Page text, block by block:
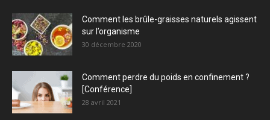
Comment les brûle-graisses naturels agissent
sur l’organisme
30 décembre 2020
Comment perdre du poids en confinement ?
[Conférence]
28 avril 2021